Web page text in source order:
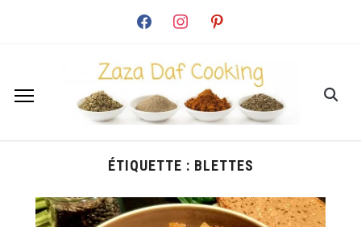
facebook instagrampinterest
ÉTIQUETTE : BLETTES